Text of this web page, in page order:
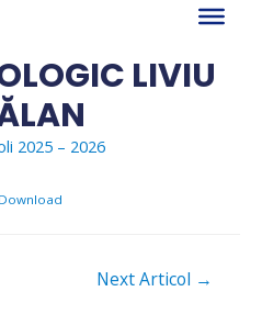
LIVIU
2025 – 2026
Download
Next Articol →